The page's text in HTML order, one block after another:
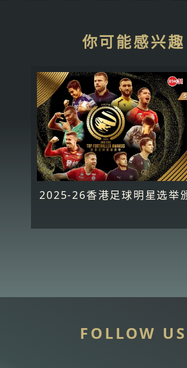
你可能感兴趣
2025-26香港足球明星选举
FOLLOW US